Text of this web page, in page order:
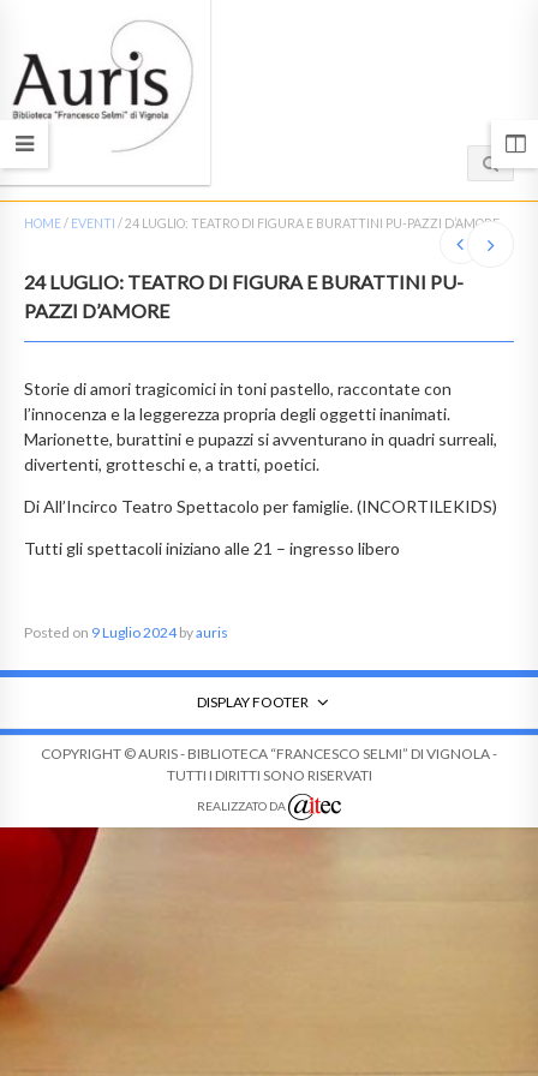
HOME/ EVENTI /24 LUGLIO: TEATRO DI FIGURA E BURATTINI PU-PAZZI D’AMORE
24 LUGLIO: TEATRO DI FIGURA E BURATTINI PU-
PAZZI D’AMORE
Storie di amori tragicomici in toni pastello, raccontate con
l’innocenza e la leggerezza propria degli oggetti inanimati.
Marionette, burattini e pupazzi si avventurano in quadri surreali,
divertenti, grotteschi e, a tratti, poetici.
Di All’Incirco Teatro Spettacolo per famiglie. (INCORTILEKIDS)
Tutti gli spettacoli iniziano alle 21 – ingresso libero
Posted on 9 Luglio 2024byauris
DISPLAY FOOTER
COPYRIGHT © AURIS - BIBLIOTECA “FRANCESCO SELMI” DI VIGNOLA -
TUTTI I DIRITTI SONO RISERVATI
REALIZZATO DA